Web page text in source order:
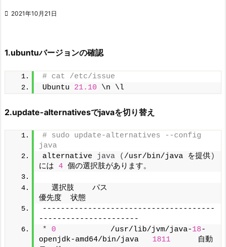
 2021年10月21日
1.ubuntuバージョンの確認
# cat /etc/issue
Ubuntu 21.10 \n \l
2.update-alternativesでjavaを切り替え
# sudo update-alternatives --config
java
alternative java ( /usr/bin/java を提供)
には 4 個の選択肢があります。
  選択肢    パス
優先度  状態
--------------------------------------
----------------------
*
0
            /usr/lib/jvm/java-
18-
openjdk-amd64/bin/java 1811
      自動